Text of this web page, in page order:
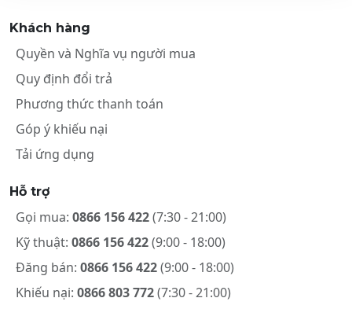
Khách hàng
Quyền và Nghĩa vụ người mua
Quy định đổi trả
Phương thức thanh toán
Góp ý khiếu nại
Tải ứng dụng
Hỗ trợ
Gọi mua: 0866 156 422(7:30 - 21:00)
Kỹ thuật: 0866 156 422(9:00 - 18:00)
Đăng bán: 0866 156 422(9:00 - 18:00)
Khiếu nại: 0866 803 772(7:30 - 21:00)